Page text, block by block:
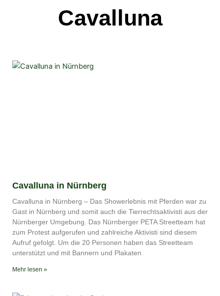
Cavalluna
Cavalluna in Nürnberg
Cavalluna in Nürnberg – Das Showerlebnis mit Pferden war zu
Gast in Nürnberg und somit auch die Tierrechtsaktivisti aus der
Nürnberger Umgebung. Das Nürnberger PETA Streetteam hat
zum Protest aufgerufen und zahlreiche Aktivisti sind diesem
Aufruf gefolgt. Um die 20 Personen haben das Streetteam
unterstützt und mit Bannern und Plakaten
Mehr lesen »